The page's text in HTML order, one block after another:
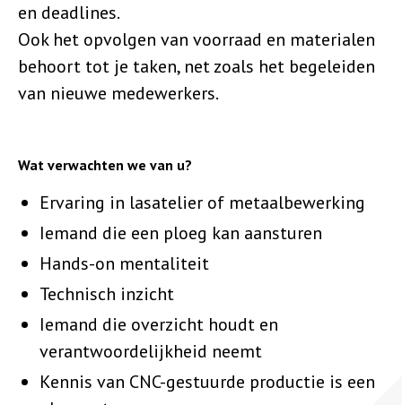
en deadlines.
Ook het opvolgen van voorraad en materialen
behoort tot je taken, net zoals het begeleiden
van nieuwe medewerkers.
Wat verwachten we van u?
Ervaring in lasatelier of metaalbewerking
Iemand die een ploeg kan aansturen
Hands-on mentaliteit
Technisch inzicht
Iemand die overzicht houdt en
verantwoordelijkheid neemt
Kennis van CNC-gestuurde productie is een